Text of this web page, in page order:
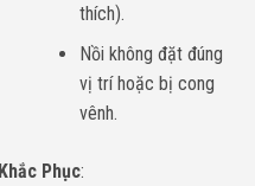
thích).
Nồi không đặt đúng
vị trí hoặc bị cong
vênh.
Khắc Phục: